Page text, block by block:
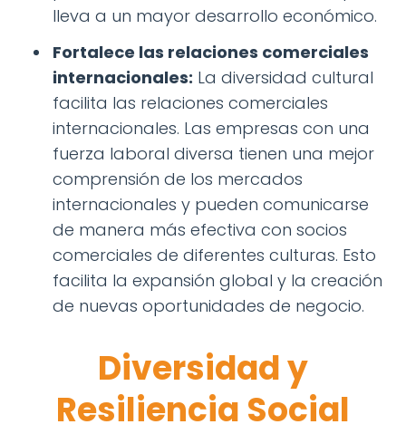
lleva a un mayor desarrollo económico.
Fortalece las relaciones comerciales
internacionales: La diversidad cultural
facilita las relaciones comerciales
internacionales. Las empresas con una
fuerza laboral diversa tienen una mejor
comprensión de los mercados
internacionales y pueden comunicarse
de manera más efectiva con socios
comerciales de diferentes culturas. Esto
facilita la expansión global y la creación
de nuevas oportunidades de negocio.
Diversidad y
Resiliencia Social